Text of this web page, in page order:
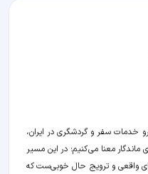
خدمات سفر و گردشگری در ایران،
معنا می‌کنیم؛ در این مسیر‍
واقعی و ترویج حال خوبی‌ست که